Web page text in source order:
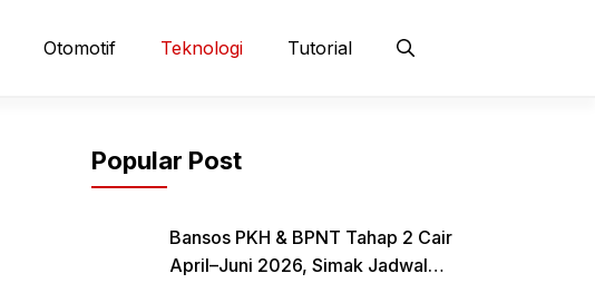
Otomotif Teknologi Tutorial
Popular Post
Bansos PKH & BPNT Tahap 2 Cair
April–Juni 2026, Simak Jadwal